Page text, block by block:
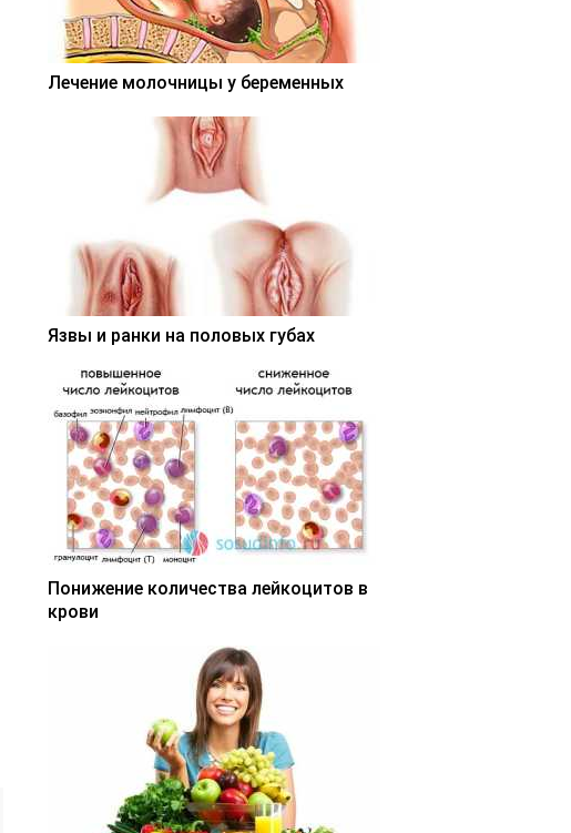
Лечение молочницы у беременных
Язвы и ранки на половых губах
Понижение количества лейкоцитов в
крови